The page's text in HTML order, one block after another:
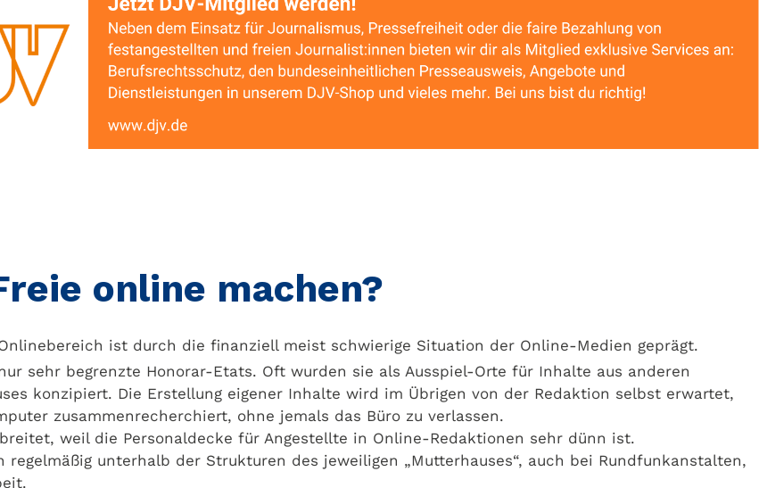
online machen?
ist durch die finanziell meist schwierige Situation der Online-Medien geprägt.
sehr begrenzte Honorar-Etats. Oft wurden sie als Ausspiel-Orte für Inhalte aus anderen
konzipiert. Die Erstellung eigener Inhalte wird im Übrigen von der Redaktion selbst erwartet,
zusammenrecherchiert, ohne jemals das Büro zu verlassen.
weil die Personaldecke für Angestellte in Online-Redaktionen sehr dünn ist.
regelmäßig unterhalb der Strukturen des jeweiligen „Mutterhauses“, auch bei Rundfunkanstalten,